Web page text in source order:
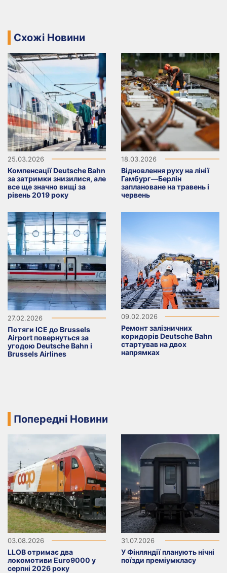
Схожі Новини
25.03.2026
Компенсації Deutsche Bahn
за затримки знизилися, але
все ще значно вищі за
рівень 2019 року
18.03.2026
Відновлення руху на лінії
Гамбург—Берлін
заплановане на травень і
червень
27.02.2026
Потяги ICE до Brussels
Airport повернуться за
угодою Deutsche Bahn і
Brussels Airlines
09.02.2026
Ремонт залізничних
коридорів Deutsche Bahn
стартував на двох
напрямках
Попередні Новини
03.08.2026
LLOB отримає два
локомотиви Euro9000 у
серпні 2026 року
31.07.2026
У Фінляндії планують нічні
поїзди преміумкласу